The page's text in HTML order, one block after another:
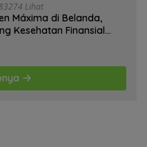
Lihat
Máxima di Belanda,
Kesehatan Finansial